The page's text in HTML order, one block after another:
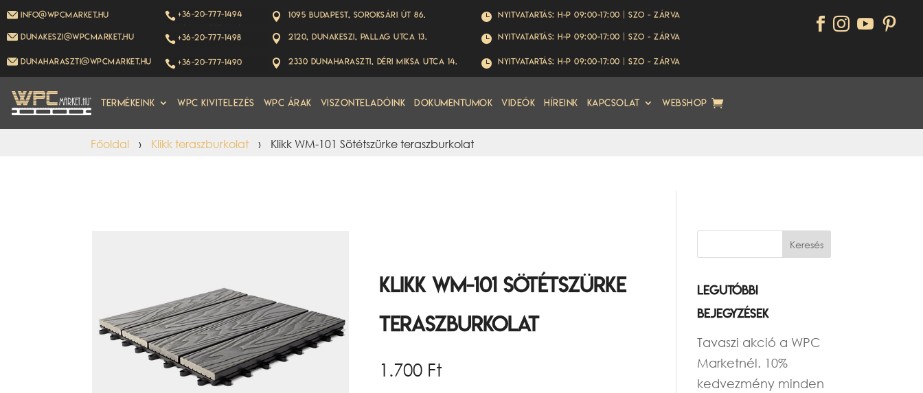
info@wpcmarket.hu  +36-20-777-1494
+36-20-777-1493
 1095 Budapest, Soroksári út 86.  Nyitvatartás: H-P 09:00-17:00 | Szo - ZÁRVA
   
dunakeszi@wpcmarket.hu  +36-20-777-1498  2120, Dunakeszi, Pallag utca 13.  Nyitvatartás: H-P 09:00-17:00 | Szo - ZÁRVA
dunaharaszti@wpcmarket.hu  +36-20-777-1490  2330 Dunaharaszti, Déri Miksa utca 14.  Nyitvatartás: H-P 09:00-17:00 | Szo - ZÁRVA
Termékeink WPC kivitelezés WPC Árak Viszonteladóink Dokumentumok Videók Híreink Kapcsolat Webshop
Főoldal › Klikk teraszburkolat › Klikk WM-101 Sötétszürke teraszburkolat
Klikk WM-101 Sötétszürke
teraszburkolat
1.700 Ft
Legutóbbi
bejegyzések
Tavaszi akció a WPC
Marketnél. 10%
kedvezmény minden